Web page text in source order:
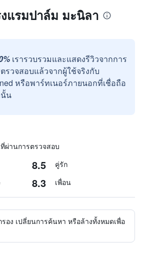
แรมปาล์ม มะนิลา
เรารวบรวมและแสดงรีวิวจากการ
รวจสอบแล้วจากผู้ใช้จริงกับ
หรือพาร์ทเนอร์ภายนอกที่เชื่อถือ
นั้น
ผ่านการตรวจสอบ
8.5 คู่รัก
8.3 เพื่อน
อง เปลี่ยนการค้นหา หรือล้างทั้งหมดเพื่อ